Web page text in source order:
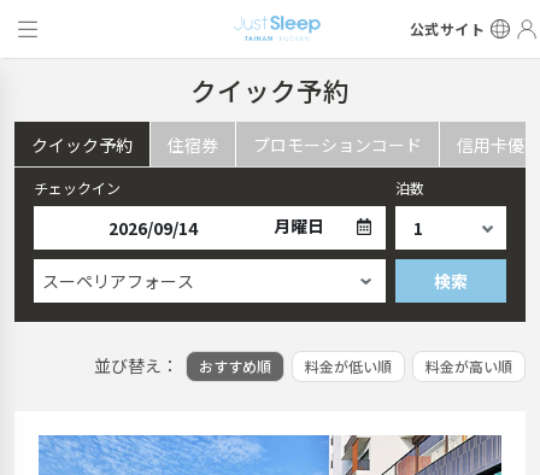
公式サイト
クイック予約
クイック予約 住宿券 プロモーションコード 信用卡優惠
チェックイン
月曜日
泊数
スーペリアフォース 検索
並び替え： おすすめ順 料金が低い順 料金が高い順